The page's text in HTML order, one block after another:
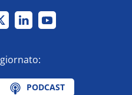
PODCAST